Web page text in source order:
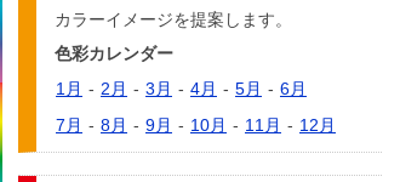
カラーイメージを提案します。
色彩カレンダー
1月 - 2月 - 3月 - 4月 - 5月 - 6月
7月 - 8月 - 9月 - 10月 - 11月 - 12月